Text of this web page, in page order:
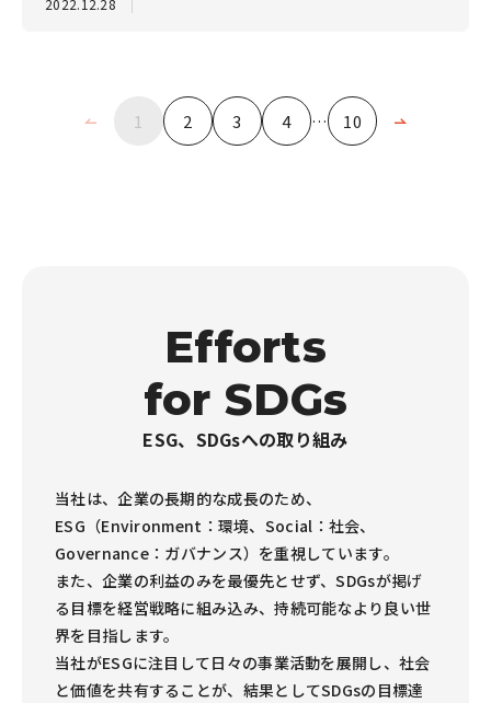
2022.12.28
1 2 3 4 … 10
Efforts
for SDGs
ESG、SDGsへの取り組み
当社は、企業の長期的な成長のため、
ESG（Environment：環境、Social：社会、
Governance：ガバナンス）を重視しています。
また、企業の利益のみを最優先とせず、SDGsが掲げ
る目標を経営戦略に組み込み、持続可能なより良い世
界を目指します。
当社がESGに注目して日々の事業活動を展開し、社会
と価値を共有することが、 結果としてSDGsの目標達